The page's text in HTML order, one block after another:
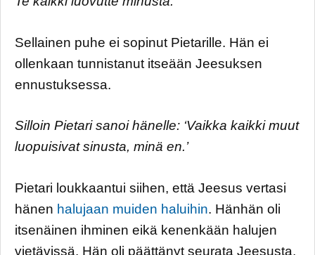
Sellainen puhe ei sopinut Pietarille. Hän ei
ollenkaan tunnistanut itseään Jeesuksen
ennustuksessa.
Silloin Pietari sanoi hänelle: ‘Vaikka kaikki muut
luopuisivat sinusta, minä en.’
Pietari loukkaantui siihen, että Jeesus vertasi
hänen halujaan muiden haluihin. Hänhän oli
itsenäinen ihminen eikä kenenkään halujen
vietävissä. Hän oli päättänyt seurata Jeesusta,